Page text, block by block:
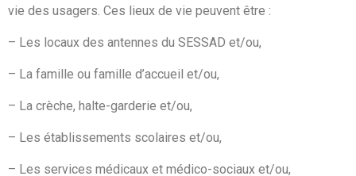
vie des usagers. Ces lieux de vie peuvent être :
– Les locaux des antennes du SESSAD et/ou,
– La famille ou famille d’accueil et/ou,
– La crèche, halte-garderie et/ou,
– Les établissements scolaires et/ou,
– Les services médicaux et médico-sociaux et/ou,